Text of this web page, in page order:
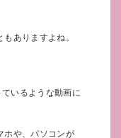
ありますよね。
いるような動画に
ホや、パソコンが